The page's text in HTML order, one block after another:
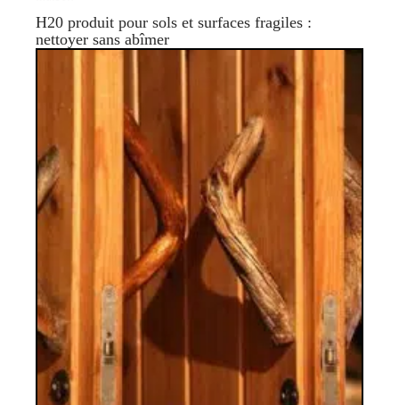
H20 produit pour sols et surfaces fragiles :
nettoyer sans abîmer